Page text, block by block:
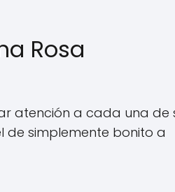
Rosa
atención a cada una de
de simplemente bonito a